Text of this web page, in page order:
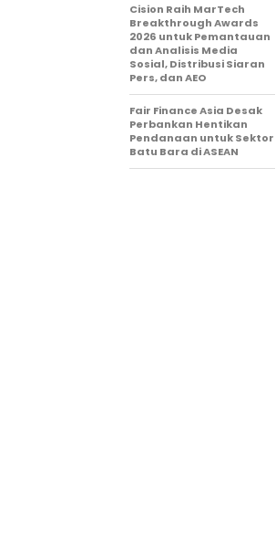
Cision Raih MarTech
Breakthrough Awards
2026 untuk Pemantauan
dan Analisis Media
Sosial, Distribusi Siaran
Pers, dan AEO
Fair Finance Asia Desak
Perbankan Hentikan
Pendanaan untuk Sektor
Batu Bara di ASEAN